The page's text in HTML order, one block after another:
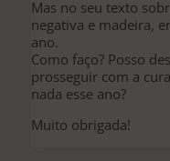
Mas no seu texto
negativa e madeira,
ano.
Como faço? Posso
prosseguir com a
nada esse ano?
Muito obrigada!